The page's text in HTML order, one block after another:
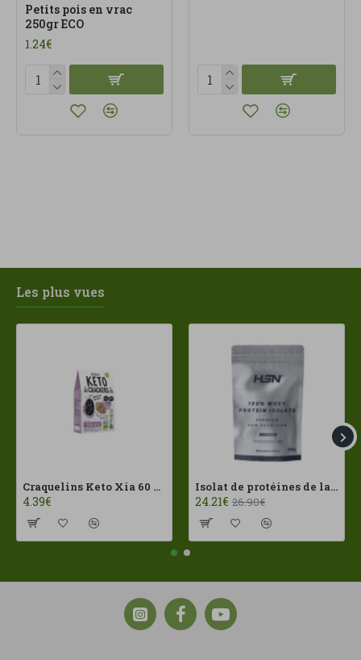
Petits pois en vrac
250gr ECO
1.24€
Les plus vues
Craquelins Keto Xia 60 g Joice Foods ECO
4.39€
Isolat de protéines de lactosérum 100 % 500 g HSN
24.21€ 26.90€